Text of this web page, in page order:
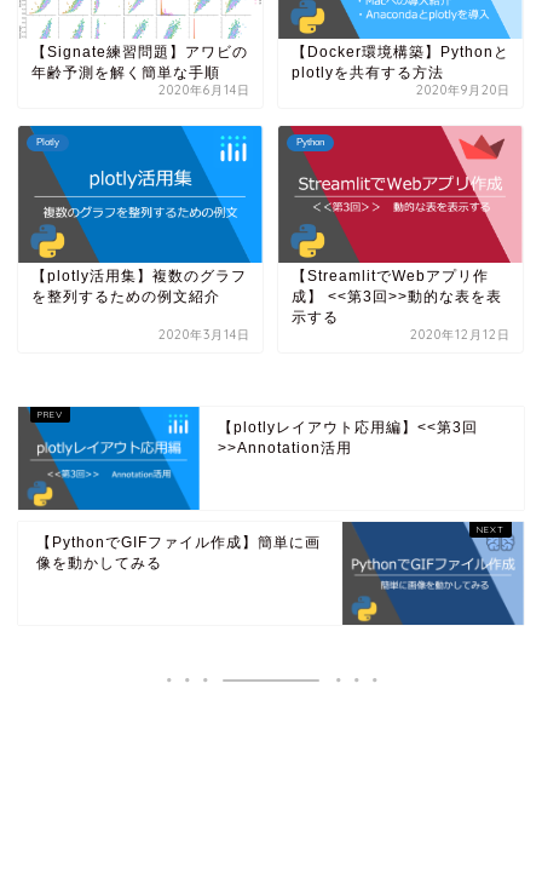
【Signate練習問題】アワビの
年齢予測を解く簡単な手順
2020年6月14日
【Docker環境構築】Pythonと
plotlyを共有する方法
2020年9月20日
Plotly
【plotly活用集】複数のグラフ
を整列するための例文紹介
2020年3月14日
Python
【StreamlitでWebアプリ作
成】 <<第3回>>動的な表を表
示する
2020年12月12日
【plotlyレイアウト応用編】<<第3回
>>Annotation活用
【PythonでGIFファイル作成】簡単に画
像を動かしてみる